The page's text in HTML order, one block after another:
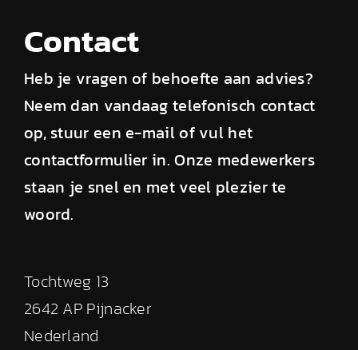
Contact
Heb je vragen of behoefte aan advies?
Neem dan vandaag telefonisch contact
op, stuur een e-mail of vul het
contactformulier in. Onze medewerkers
staan je snel en met veel plezier te
woord.
Tochtweg 13
2642 AP Pijnacker
Nederland